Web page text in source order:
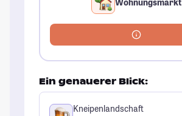
Ein genauerer Blick:
Kneipenlandschaft